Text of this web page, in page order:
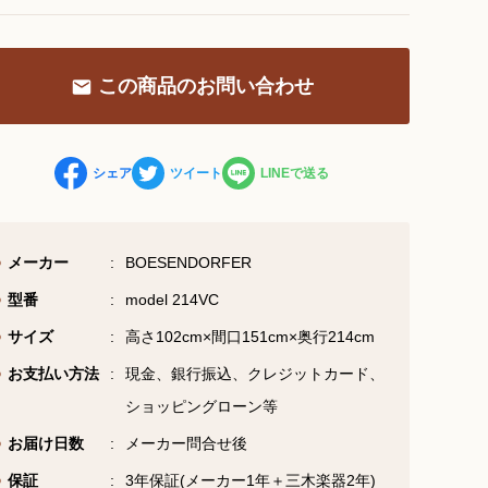
お問い合わせ総合窓口
06-6252-0432
受付時間 10:00～19:00 (水曜定休)
三木楽器 開成館
大阪府大阪市中央区北久宝寺町3丁目3−4
この商品のお問い合わせ
シェア ツイート LINEで送る
メーカー BOESENDORFER
型番 model 214VC
サイズ 高さ102cm×間口151cm×奥行214cm
お支払い方法
現金、銀行振込、クレジットカード、
ショッピングローン等
お届け日数 メーカー問合せ後
保証 3年保証(メーカー1年＋三木楽器2年)